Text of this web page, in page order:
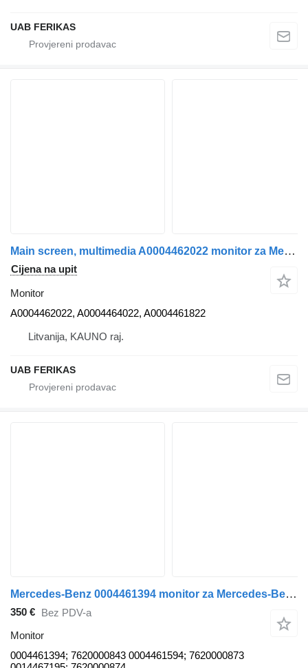
UAB FERIKAS
Main screen, multimedia A0004462022 monitor za Mercedes-Benz Actros... tegljača
Cijena na upit
Monitor
A0004462022, A0004464022, A0004461822
Litvanija, KAUNO raj.
UAB FERIKAS
Mercedes-Benz 0004461394 monitor za Mercedes-Benz Actros tegljača
350 € Bez PDV-a
Monitor
0004461394; 7620000843 0004461594; 7620000873